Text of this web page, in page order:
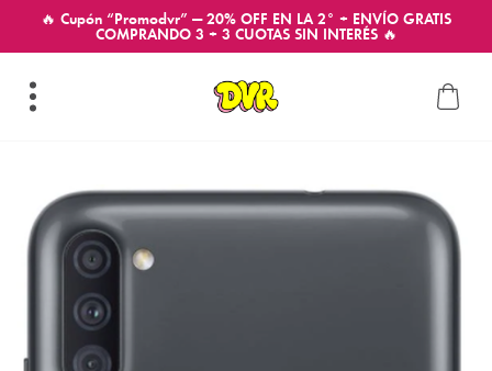
🔥 Cupón “Promodvr” — 20% OFF EN LA 2° + ENVÍO GRATIS
COMPRANDO 3 + 3 CUOTAS SIN INTERÉS 🔥